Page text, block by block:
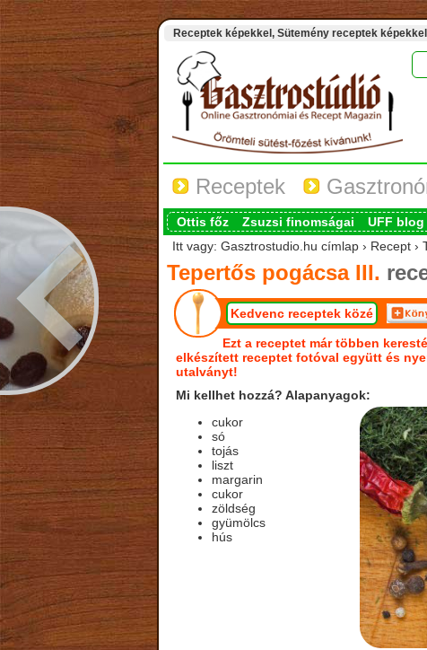
Receptek képekkel, Sütemény receptek
Receptek
Ottis főz Zsuzsi finomságai UFF blog
Itt vagy: Gasztrostudio.hu címlap › Recept ›
Tepertős pogácsa III.
Kedvenc receptek közé
Ezt a receptet már többen
elkészített receptet fotóval együtt és
utalványt!
Mi kellhet hozzá? Alapanyagok:
cukor
só
tojás
liszt
margarin
cukor
zöldség
gyümölcs
hús